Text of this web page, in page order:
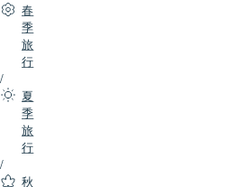
春
季
旅
行
/
夏
季
旅
行
/
秋